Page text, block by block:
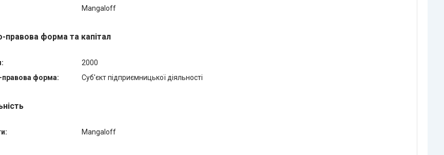
Mangaloff
правова форма та капітал
2000
правова форма:
Суб'єкт підприємницької діяльності
Mangaloff